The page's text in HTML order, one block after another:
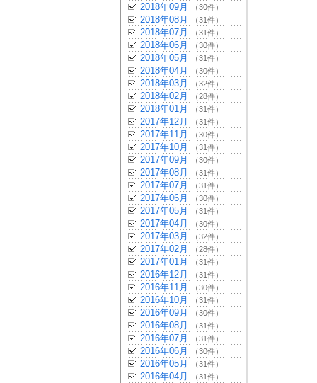
2018年09月 （30件）
2018年08月 （31件）
2018年07月 （31件）
2018年06月 （30件）
2018年05月 （31件）
2018年04月 （30件）
2018年03月 （32件）
2018年02月 （28件）
2018年01月 （31件）
2017年12月 （31件）
2017年11月 （30件）
2017年10月 （31件）
2017年09月 （30件）
2017年08月 （31件）
2017年07月 （31件）
2017年06月 （30件）
2017年05月 （31件）
2017年04月 （30件）
2017年03月 （32件）
2017年02月 （28件）
2017年01月 （31件）
2016年12月 （31件）
2016年11月 （30件）
2016年10月 （31件）
2016年09月 （30件）
2016年08月 （31件）
2016年07月 （31件）
2016年06月 （30件）
2016年05月 （31件）
2016年04月 （31件）